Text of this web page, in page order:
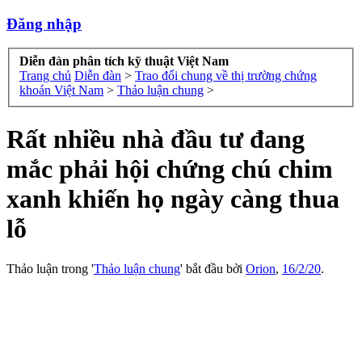
Đăng nhập
Diễn đàn phân tích kỹ thuật Việt Nam
Trang chủ Diễn đàn > Trao đổi chung về thị trường chứng
khoán Việt Nam > Thảo luận chung >
Rất nhiều nhà đầu tư đang
mắc phải hội chứng chú chim
xanh khiến họ ngày càng thua
lỗ
Thảo luận trong 'Thảo luận chung' bắt đầu bởi Orion, 16/2/20.